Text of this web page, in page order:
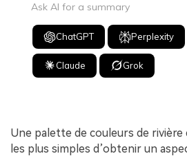
Ask AI for a summary
ChatGPT Perplexity
Claude Grok
Une palette de couleurs de rivière
les plus simples d’obtenir un